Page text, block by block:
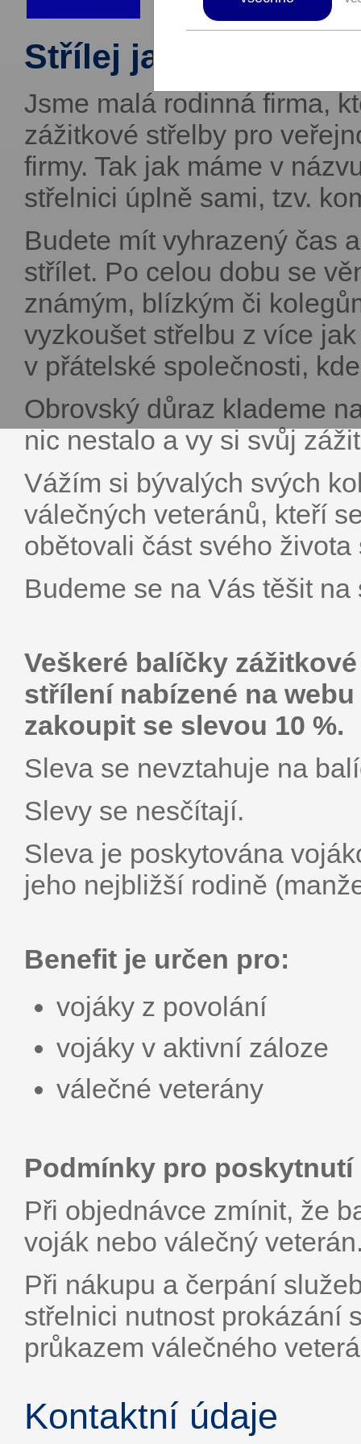
Střílej jako VIP!
Jsme malá rodinná firma,
zážitkové střelby pro
firmy. Tak jak máme v
střelnici úplně sami, tzv.
Budete mít vyhrazený čas
střílet. Po celou dobu se
známým, blízkým či
vyzkoušet střelbu z více
v přátelské společnosti,
Obrovský důraz klademe
nic nestalo a vy si svůj
Vážím si bývalých svých
válečných veteránů, kteří
obětovali část svého
Budeme se na Vás těšit na
Veškeré balíčky
střílení nabízené na webu
zakoupit se slevou 10 %.
Sleva se nevztahuje na
Slevy se nesčítají.
Sleva je poskytována
jeho nejbližší rodině
Benefit je určen pro:
vojáky z povolání
vojáky v aktivní záloze
válečné veterány
Podmínky pro poskytnutí
Při objednávce zmínit, že
voják nebo válečný
Při nákupu a čerpání
střelnici nutnost prokázání
průkazem válečného
Kontaktní údaje